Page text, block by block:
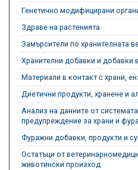
Генетично модифицирани
Здраве на растенията
Замърсители по хранителната
Хранителни добавки и добавки
Материали в контакт с храни,
Диетични продукти, хранене и
Анализ на данните от
предупреждение за храни и
Фуражни добавки, продукти и
Остатъци от
животински произход